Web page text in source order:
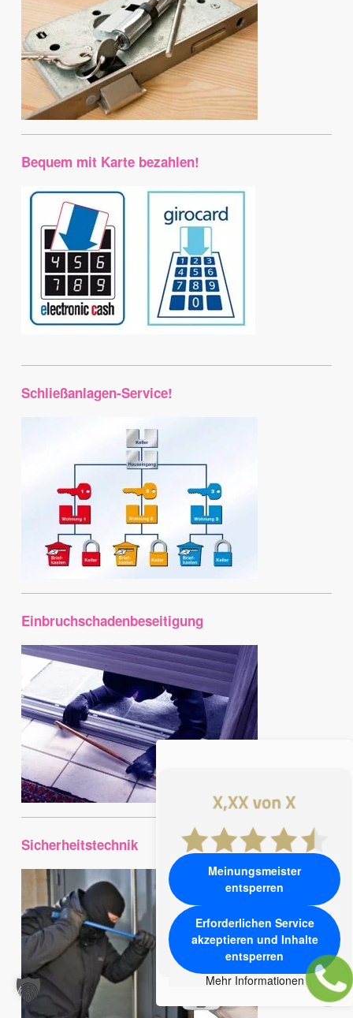
Bequem mit Karte bezahlen!
Schließanlagen-Service!
Einbruchschadenbeseitigung
Sicherheitstechnik
Meinungsmeister
entsperren
Erforderlichen Service
akzeptieren und Inhalte
entsperren
Mehr Informationen